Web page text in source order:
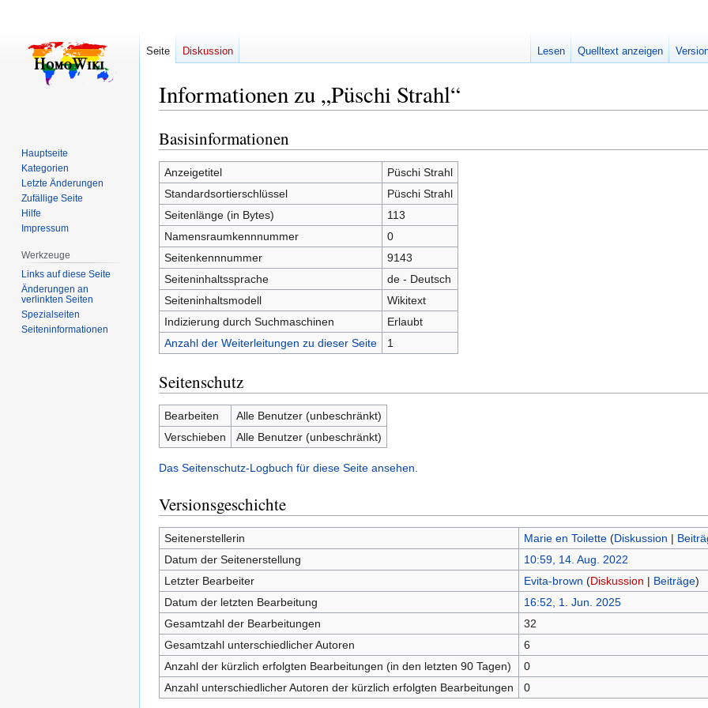
Informationen zu „Püschi Strahl“
Zur
Navigation
springen
Zur
Suche
springen
Basisinformationen
Anzeigetitel
Püschi Strahl
Standardsortierschlüssel
Püschi Strahl
Seitenlänge (in Bytes)
113
Namensraumkennnummer
0
Seitenkennnummer
9143
Seiteninhaltssprache
de - Deutsch
Seiteninhaltsmodell
Wikitext
Indizierung durch Suchmaschinen
Erlaubt
Anzahl der Weiterleitungen zu dieser Seite
1
Seitenschutz
Bearbeiten
Alle Benutzer (unbeschränkt)
Verschieben
Alle Benutzer (unbeschränkt)
Das Seitenschutz-Logbuch für diese Seite ansehen.
Versionsgeschichte
Seitenerstellerin Marie en Toilette (Diskussion |
Datum der Seitenerstellung
10:59, 14. Aug. 2022
Letzter Bearbeiter
Evita-brown (Diskussion | Beiträge)
Datum der letzten Bearbeitung
16:52, 1. Jun. 2025
Gesamtzahl der Bearbeitungen
32
Gesamtzahl unterschiedlicher Autoren
6
Anzahl der kürzlich erfolgten Bearbeitungen (in den letzten 90 Tagen)
0
Anzahl unterschiedlicher Autoren der kürzlich erfolgten Bearbeitungen
0
Seite Diskussion Lesen Quelltext anzeigen
Hauptseite
Kategorien
Letzte Änderungen
Zufällige Seite
Hilfe
Impressum
Werkzeuge
Links auf diese Seite
Änderungen an
verlinkten Seiten
Spezialseiten
Seiten­­informationen